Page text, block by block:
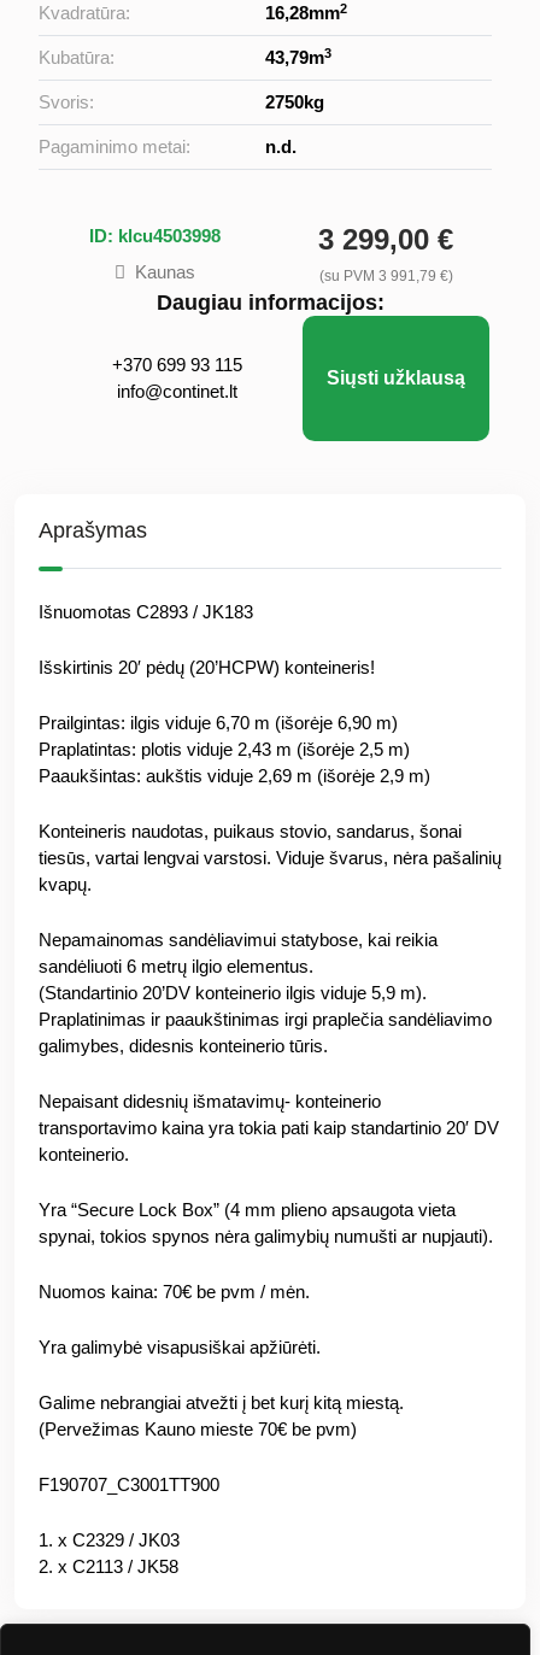
Kvadratūra: 16,28mm2
Kubatūra: 43,79m3
Svoris: 2750kg
Pagaminimo metai: n.d.
ID: klcu4503998
Kaunas
3 299,00 €
(su PVM 3 991,79 €)
Daugiau informacijos:
+370 699 93 115
info@continet.lt
Siųsti užklausą
Aprašymas
Išnuomotas C2893 / JK183
Išskirtinis 20′ pėdų (20’HCPW) konteineris!
Prailgintas: ilgis viduje 6,70 m (išorėje 6,90 m)
Praplatintas: plotis viduje 2,43 m (išorėje 2,5 m)
Paaukšintas: aukštis viduje 2,69 m (išorėje 2,9 m)
Konteineris naudotas, puikaus stovio, sandarus, šonai
tiesūs, vartai lengvai varstosi. Viduje švarus, nėra pašalinių
kvapų.
Nepamainomas sandėliavimui statybose, kai reikia
sandėliuoti 6 metrų ilgio elementus.
(Standartinio 20’DV konteinerio ilgis viduje 5,9 m).
Praplatinimas ir paaukštinimas irgi praplečia sandėliavimo
galimybes, didesnis konteinerio tūris.
Nepaisant didesnių išmatavimų- konteinerio
transportavimo kaina yra tokia pati kaip standartinio 20′ DV
konteinerio.
Yra “Secure Lock Box” (4 mm plieno apsaugota vieta
spynai, tokios spynos nėra galimybių numušti ar nupjauti).
Nuomos kaina: 70€ be pvm / mėn.
Yra galimybė visapusiškai apžiūrėti.
Galime nebrangiai atvežti į bet kurį kitą miestą.
(Pervežimas Kauno mieste 70€ be pvm)
F190707_C3001TT900
1. x C2329 / JK03
2. x C2113 / JK58